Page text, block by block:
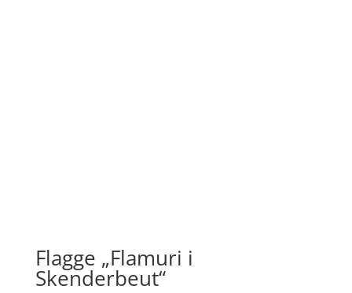
Flagge „Flamuri i
Skenderbeut“